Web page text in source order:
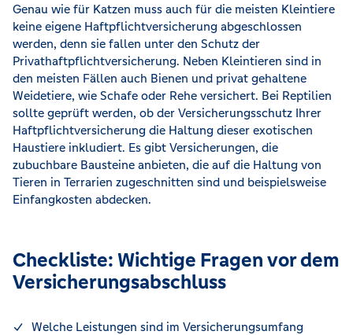
Genau wie für Katzen muss auch für die meisten Kleintiere
keine eigene Haftpflichtversicherung abgeschlossen
werden, denn sie fallen unter den Schutz der
Privathaftpflichtversicherung. Neben Kleintieren sind in
den meisten Fällen auch Bienen und privat gehaltene
Weidetiere, wie Schafe oder Rehe versichert. Bei Reptilien
sollte geprüft werden, ob der Versicherungsschutz Ihrer
Haftpflichtversicherung die Haltung dieser exotischen
Haustiere inkludiert. Es gibt Versicherungen, die
zubuchbare Bausteine anbieten, die auf die Haltung von
Tieren in Terrarien zugeschnitten sind und beispielsweise
Einfangkosten abdecken.
Checkliste: Wichtige Fragen vor dem
Versicherungsabschluss
Welche Leistungen sind im Versicherungsumfang